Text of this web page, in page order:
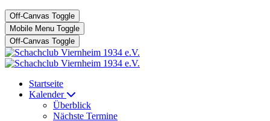
Off-Canvas Toggle
Mobile Menu Toggle
Off-Canvas Toggle
Startseite
Kalender
Überblick
Nächste Termine